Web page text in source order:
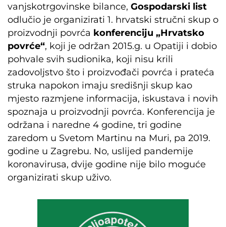
vanjskotrgovinske bilance, Gospodarski list
odlučio je organizirati 1. hrvatski stručni skup o
proizvodnji povrća konferenciju „Hrvatsko
povrće“, koji je održan 2015.g. u Opatiji i dobio
pohvale svih sudionika, koji nisu krili
zadovoljstvo što i proizvođači povrća i prateća
struka napokon imaju središnji skup kao
mjesto razmjene informacija, iskustava i novih
spoznaja u proizvodnji povrća. Konferencija je
održana i naredne 4 godine, tri godine
zaredom u Svetom Martinu na Muri, pa 2019.
godine u Zagrebu. No, uslijed pandemije
koronavirusa, dvije godine nije bilo moguće
organizirati skup uživo.